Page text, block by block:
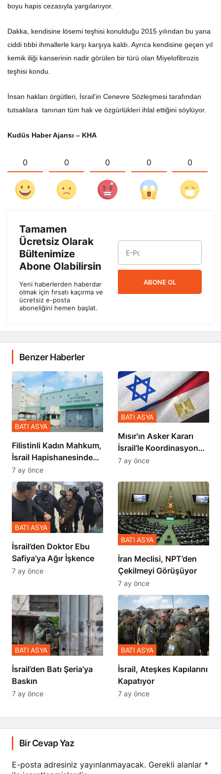
boyu hapis cezasıyla yargılanıyor.
Dakka, kendisine lösemi teşhisi konulduğu 2015 yılından bu yana
ciddi tıbbi ihmallerle karşı karşıya kaldı. Ayrıca kendisine geçen yıl
kemik iliği kanserinin nadir görülen bir türü olan Miyelofibrozis
teşhisi kondu.
İnsan hakları örgütleri, İsrail’in Cenevre Sözleşmesi tarafından
tutsaklara tanınan tüm hak ve özgürlükleri ihlal ettiğini söylüyor.
Kudüs Haber Ajansı – KHA
0 0 0 0 0
Tamamen
Ücretsiz Olarak
Bültenimize
Abone Olabilirsin
Yeni haberlerden haberdar
olmak için fırsatı kaçırma ve
ücretsiz e-posta
aboneliğini hemen başlat.
ABONE OL
Benzer Haberler
Filistinli Kadın Mahkum,
İsrail Hapishanesindeki
Zulmü Anlattı
BATI ASYA
7 ay önce
Mısır’ın Asker Kararı
İsrail’le Koordinasyon
İçinde Gerçekleşmiş
BATI ASYA
7 ay önce
İsrail’den Doktor Ebu
Safiya’ya Ağır İşkence
BATI ASYA
7 ay önce
İran Meclisi, NPT’den
Çekilmeyi Görüşüyor
BATI ASYA
7 ay önce
​​​​​​​İsrail’den Batı Şeria’ya
Baskın
BATI ASYA
7 ay önce
İsrail, Ateşkes Kapılarını
Kapatıyor
BATI ASYA
7 ay önce
Bir Cevap Yaz
E-posta adresiniz yayınlanmayacak. Gerekli alanlar *